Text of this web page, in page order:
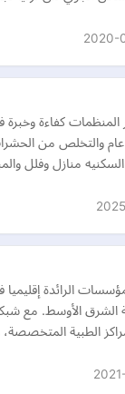
2020-
المنظمات كفاءة
والتخلص من
منازل وفلل
الرائدة
الشرق الأوسط. مع
الطبية